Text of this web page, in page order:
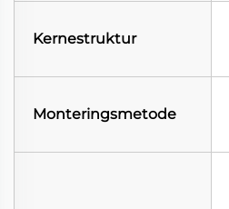
Kernestruktur
Monteringsmetode